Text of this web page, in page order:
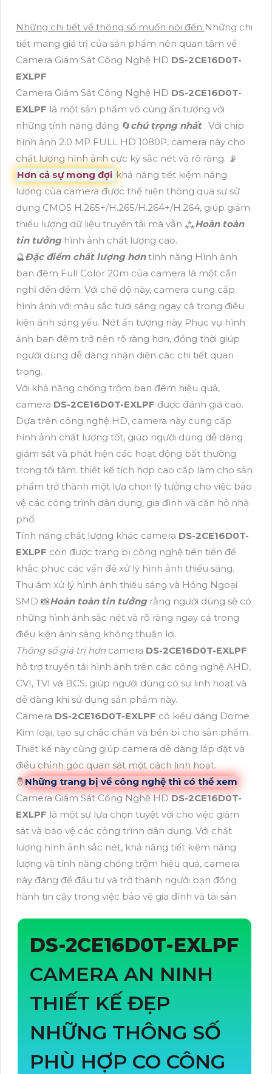
Những chi tiết về thông số muốn nói đến Những chi
tiết mang giá trị của sản phẩm nên quan tâm về
Camera Giám Sát Công Nghệ HD DS-2CE16D0T-
EXLPF
Camera Giám Sát Công Nghệ HD DS-2CE16D0T-
EXLPF là một sản phẩm vô cùng ấn tượng với
những tính năng đáng 🔄chú trọng nhất. Với chip
hình ảnh 2.0 MP FULL HD 1080P, camera này cho
chất lượng hình ảnh cực kỳ sắc nét và rõ ràng. 📡
Hơn cả sự mong đợi khả năng tiết kiệm năng
lượng của camera được thể hiện thông qua sự sử
dụng CMOS H.265+/H.265/H.264+/H.264, giúp giảm
thiểu lượng dữ liệu truyền tải mà vẫn ⁂Hoàn toàn
tin tưởnghình ảnh chất lượng cao.
🔮Đặc điểm chất lượng hơntính năng Hình ảnh
ban đêm Full Color 20m của camera là một cần
nghĩ đến đểm. Với chế độ này, camera cung cấp
hình ảnh với màu sắc tươi sáng ngay cả trong điều
kiện ánh sáng yếu. Nét ấn tượng này Phục vụ hình
ảnh ban đêm trở nên rõ ràng hơn, đồng thời giúp
người dùng dễ dàng nhận diện các chi tiết quan
trọng.
Với khả năng chống trộm ban đêm hiệu quả,
camera DS-2CE16D0T-EXLPF được đánh giá cao.
Dựa trên công nghệ HD, camera này cung cấp
hình ảnh chất lượng tốt, giúp người dùng dễ dàng
giám sát và phát hiện các hoạt động bất thường
trong tối tăm. thiết kế tích hợp cao cấp làm cho sản
phẩm trở thành một lựa chọn lý tưởng cho việc bảo
vệ các công trình dân dụng, gia đình và căn hộ nhà
phố.
Tính năng chất lượng khác camera DS-2CE16D0T-
EXLPF còn được trang bị công nghệ tiên tiến để
khắc phục các vấn đề xử lý hình ảnh thiếu sáng.
Thu âm xử lý hình ảnh thiếu sáng và Hồng Ngoại
SMD 📸Hoàn toàn tin tưởngrằng người dùng sẽ có
những hình ảnh sắc nét và rõ ràng ngay cả trong
điều kiện ánh sáng không thuận lợi.
Thông số giá trị hơn camera DS-2CE16D0T-EXLPF
hỗ trợ truyền tải hình ảnh trên các công nghệ AHD,
CVI, TVI và BCS, giúp người dùng có sự linh hoạt và
dễ dàng khi sử dụng sản phẩm này.
Camera DS-2CE16D0T-EXLPF có kiểu dáng Dome
Kim loại, tạo sự chắc chắn và bền bỉ cho sản phẩm.
Thiết kế này cũng giúp camera dễ dàng lắp đặt và
điều chỉnh góc quan sát một cách linh hoạt.
🤴Những trang bị về công nghệ thì có thể xem
Camera Giám Sát Công Nghệ HDDS-2CE16D0T-
EXLPF là một sự lựa chọn tuyệt vời cho việc giám
sát và bảo vệ các công trình dân dụng. Với chất
lượng hình ảnh sắc nét, khả năng tiết kiệm năng
lượng và tính năng chống trộm hiệu quả, camera
này đáng để đầu tư và trở thành người bạn đồng
hành tin cậy trong việc bảo vệ gia đình và tài sản.
DS-2CE16D0T-EXLPF
CAMERA AN NINH
THIẾT KẾ ĐẸP
NHỮNG THÔNG SỐ
PHÙ HỢP CO CÔNG